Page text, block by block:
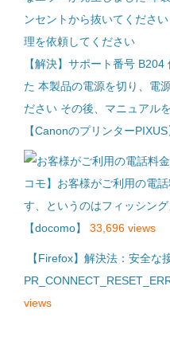
【解決】サポート番号
た 本製品の電源を切り、電
ださい その後、マニュアル
【CanonのプリンターPIXUS
コモ】お客様がご利用の電
す、というのはフィッシン
【docomo】
33,696 views
【Firefox】解決法：安全な
views